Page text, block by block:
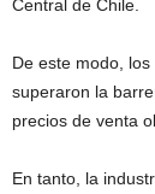
Central de Chile.
De este modo,
superaron la
precios de venta
En tanto, la